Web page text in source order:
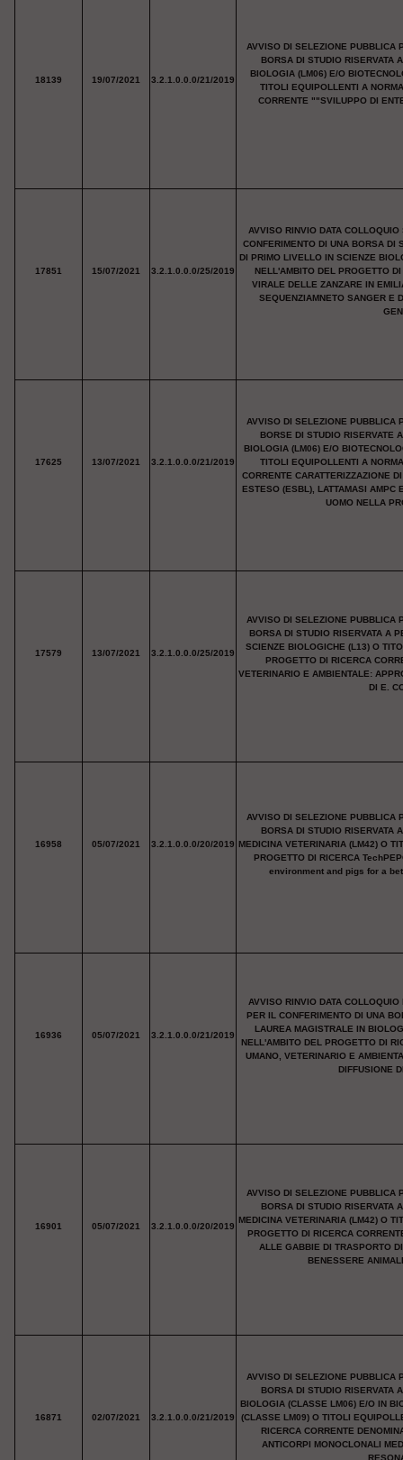
18139 19/07/2021 3.2.1.0.0.0/21/2019
AVVISO DI SELEZIONE PUBBLICA
BORSA DI STUDIO RISERVATA
BIOLOGIA (LM06) E/O
TITOLI EQUIPOLLENTI A
CORRENTE ""SVILUPPO DI
17851 15/07/2021 3.2.1.0.0.0/25/2019
AVVISO RINVIO DATA
CONFERIMENTO DI UNA BORSA DI
DI PRIMO LIVELLO IN SCIENZE
NELL'AMBITO DEL PROGETTO
VIRALE DELLE ZANZARE IN
SEQUENZIAMNETO SANGER E
17625 13/07/2021 3.2.1.0.0.0/21/2019
AVVISO DI SELEZIONE PUBBLICA
BORSE DI STUDIO RISERVATE
BIOLOGIA (LM06) E/O
TITOLI EQUIPOLLENTI A
CORRENTE CARATTERIZZAZIONE
ESTESO (ESBL), LATTAMASI AMPC
UOMO NELLA
17579 13/07/2021 3.2.1.0.0.0/25/2019
AVVISO DI SELEZIONE PUBBLICA
BORSA DI STUDIO RISERVATA A
SCIENZE BIOLOGICHE (L13) O
PROGETTO DI RICERCA
VETERINARIO E AMBIENTALE:
DI E.
16958 05/07/2021 3.2.1.0.0.0/20/2019
AVVISO DI SELEZIONE PUBBLICA
BORSA DI STUDIO RISERVATA
MEDICINA VETERINARIA (LM42) O
PROGETTO DI RICERCA
environment and pigs for a
16936 05/07/2021 3.2.1.0.0.0/21/2019
AVVISO RINVIO DATA
PER IL CONFERIMENTO DI UNA
LAUREA MAGISTRALE IN
NELL'AMBITO DEL PROGETTO DI
UMANO, VETERINARIO E
DIFFUSIONE
16901 05/07/2021 3.2.1.0.0.0/20/2019
AVVISO DI SELEZIONE PUBBLICA
BORSA DI STUDIO RISERVATA
MEDICINA VETERINARIA (LM42) O
PROGETTO DI RICERCA
ALLE GABBIE DI TRASPORTO
BENESSERE
16871 02/07/2021 3.2.1.0.0.0/21/2019
AVVISO DI SELEZIONE PUBBLICA
BORSA DI STUDIO RISERVATA
BIOLOGIA (CLASSE LM06) E/O IN
(CLASSE LM09) O TITOLI
RICERCA CORRENTE
ANTICORPI MONOCLONALI